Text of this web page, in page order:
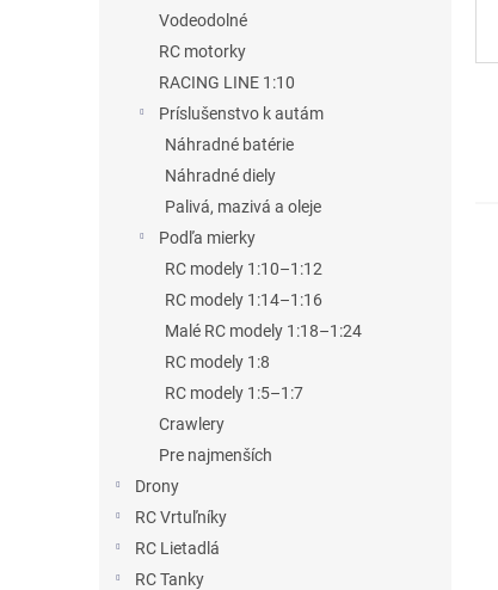
Vodeodolné
RC motorky
RACING LINE 1:10
Príslušenstvo k autám
Náhradné batérie
Náhradné diely
Palivá, mazivá a oleje
Podľa mierky
RC modely 1:10–1:12
RC modely 1:14–1:16
Malé RC modely 1:18–1:24
RC modely 1:8
RC modely 1:5–1:7
Crawlery
Pre najmenších
Drony
RC Vrtuľníky
RC Lietadlá
RC Tanky